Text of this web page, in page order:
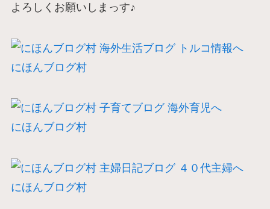
よろしくお願いしまっす♪
にほんブログ村
にほんブログ村
にほんブログ村